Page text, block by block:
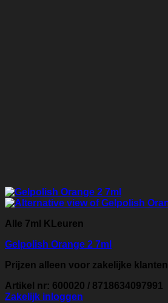
Alle 7ml KLeuren
Gelpolish Orange 2 7ml
Prijzen alleen voor zakelijke klanten
Artikel nr: 600020 / 8718634097991
Zakelijk inloggen